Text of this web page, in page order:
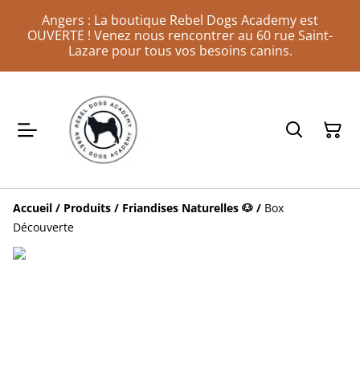
Angers : La boutique Rebel Dogs Academy est
OUVERTE ! Venez nous rencontrer au 60 rue Saint-
Lazare pour tous vos besoins canins.
Accueil / Produits / Friandises Naturelles 🐶 / Box
Découverte